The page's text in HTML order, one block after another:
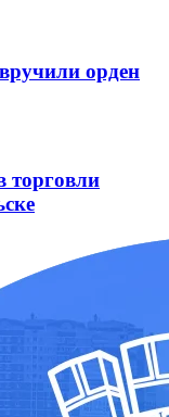
орден
торговли